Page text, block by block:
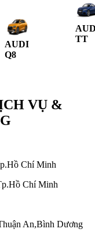
AUDI
Q8
TT
VỤ &
Chí Minh
Chí Minh
An,Bình Dương